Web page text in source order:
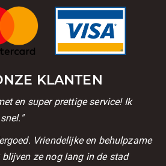
KLANTEN
en super prettige service! Ik
Vriendelijke en behulpzame
ze nog lang in de stad